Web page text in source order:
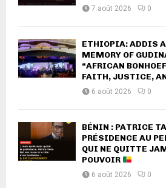
7 août 2026 0
ETHIOPIA: ADDIS
MEMORY OF
“AFRICAN
FAITH, JUSTICE,
6 août 2026 0
BÉNIN : PATRICE
PRÉSIDENCE AU
QUI NE QUITTE
POUVOIR
6 août 2026 0